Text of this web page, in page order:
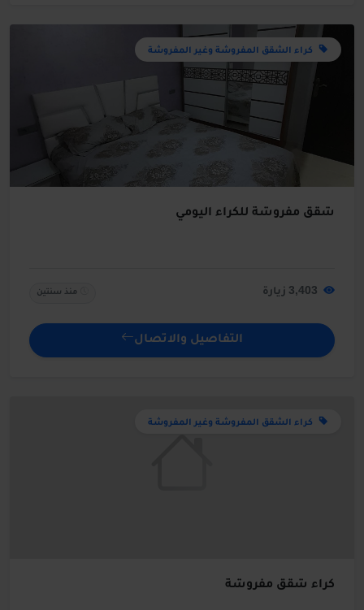
كراء الشقق المفروشة وغير المفروشة
شقق مفروشة للكراء اليومي
منذ سنتين
التفاصيل والاتصال
كراء الشقق المفروشة وغير المفروشة
كراء شقق مفروشة